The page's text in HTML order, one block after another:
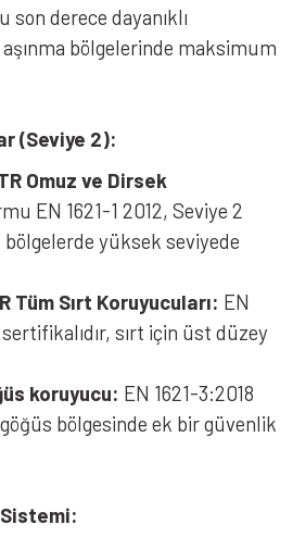
derece dayanıklı
bölgelerinde maksimum
(Seviye 2):
Omuz ve Dirsek
EN 1621-1 2012, Seviye 2
yüksek seviyede
Tüm Sırt Koruyucuları: EN
sırt için üst düzey
koruyucu: EN 1621-3:2018
bölgesinde ek bir güvenlik